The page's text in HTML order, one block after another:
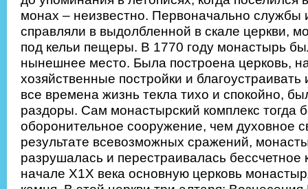
монах – неизвестно. Первоначально
справляли в выдолбленной в скале церкви,
под кельи пещеры. В 1770 году монастырь
нынешнее место. Была построена церковь,
хозяйственные постройки и
все времена жизнь текла тихо и спокойно,
раздоры. Сам монастырский комплекс тогда
оборонительное сооружение, чем духовное
результате всевозможных сражений,
разрушалась и перестраивалась бессчетное
начале Х1Х века основную церковь